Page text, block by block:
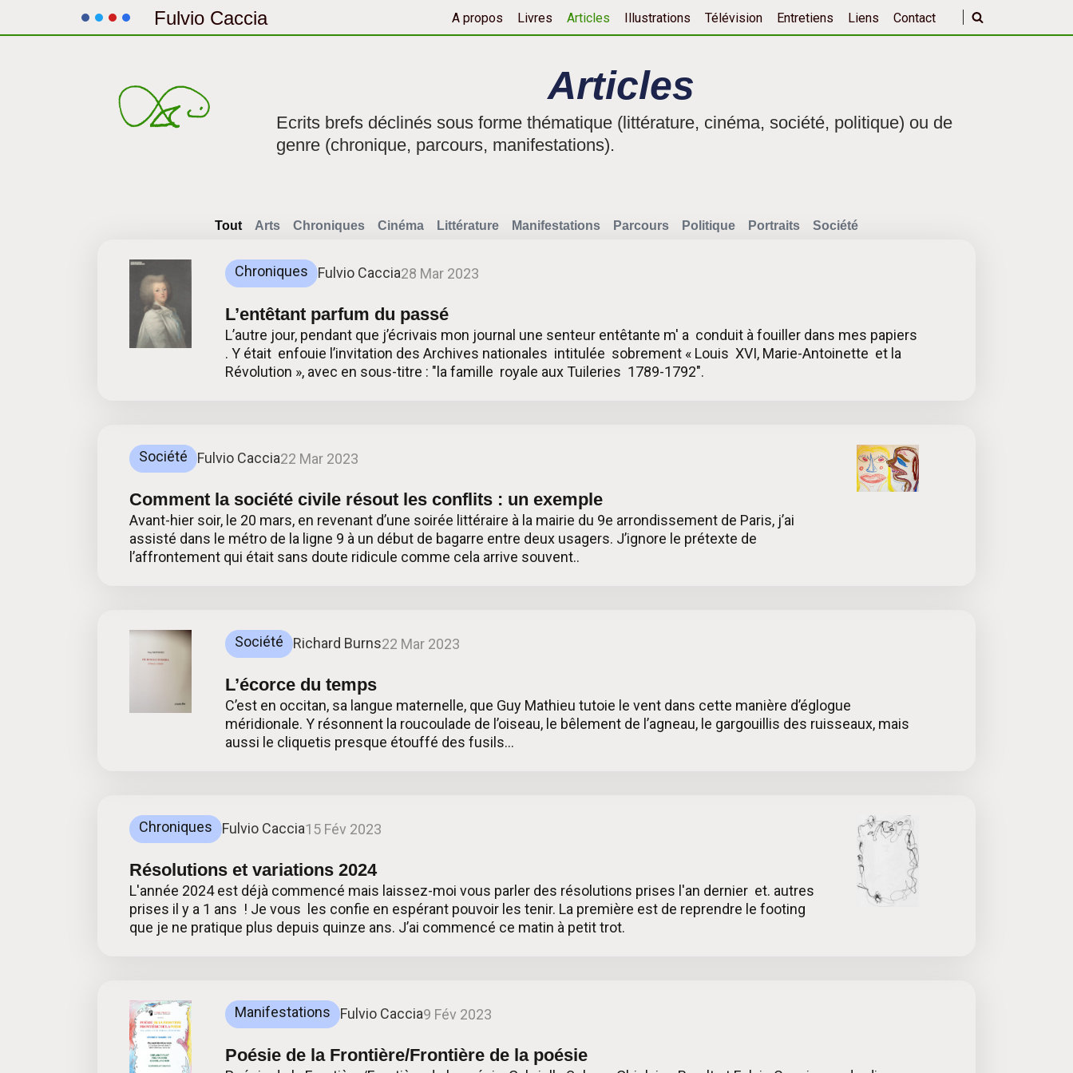
Fulvio Caccia A propos Livres Articles Illustrations Télévision Entretiens Liens Contact
Articles
Ecrits brefs déclinés sous forme thématique (littérature, cinéma, société, politique) ou de
genre (chronique, parcours, manifestations).
Arts Chroniques Cinéma Littérature Manifestations Parcours Politique Portraits Société
Tout
Chroniques Fulvio Caccia28 Mar 2023
L’entêtant parfum du passé
L’autre jour, pendant que j’écrivais mon journal une senteur entêtante m' a conduit à fouiller dans mes papiers
. Y était enfouie l’invitation des Archives nationales intitulée sobrement « Louis XVI, Marie-Antoinette et la
Révolution », avec en sous-titre : "la famille royale aux Tuileries 1789-1792".
Société Fulvio Caccia22 Mar 2023
Comment la société civile résout les conflits : un exemple
Avant-hier soir, le 20 mars, en revenant d’une soirée littéraire à la mairie du 9e arrondissement de Paris, j’ai
assisté dans le métro de la ligne 9 à un début de bagarre entre deux usagers. J’ignore le prétexte de
l’affrontement qui était sans doute ridicule comme cela arrive souvent..
Société Richard Burns22 Mar 2023
L’écorce du temps
C’est en occitan, sa langue maternelle, que Guy Mathieu tutoie le vent dans cette manière d’églogue
méridionale. Y résonnent la roucoulade de l’oiseau, le bêlement de l’agneau, le gargouillis des ruisseaux, mais
aussi le cliquetis presque étouffé des fusils…
Chroniques Fulvio Caccia15 Fév 2023
Résolutions et variations 2024
L'année 2024 est déjà commencé mais laissez-moi vous parler des résolutions prises l'an dernier et. autres
prises il y a 1 ans ! Je vous les confie en espérant pouvoir les tenir. La première est de reprendre le footing
que je ne pratique plus depuis quinze ans. J’ai commencé ce matin à petit trot.
Manifestations Fulvio Caccia9 Fév 2023
Poésie de la Frontière/Frontière de la poésie